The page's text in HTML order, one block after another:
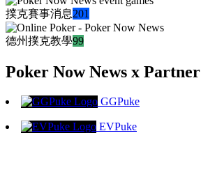
撲克賽事消息201
德州撲克教學99
Poker Now News x Partner
GGPuke
EVPuke